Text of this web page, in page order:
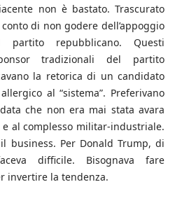
non è bastato. Trascurato
di non godere dell’appoggio
repubblicano. Questi
tradizionali del partito
la retorica di un candidato
al “sistema”. Preferivano
che non era mai stata avara
al complesso militar-industriale.
business. Per Donald Trump, di
difficile. Bisognava fare
invertire la tendenza.